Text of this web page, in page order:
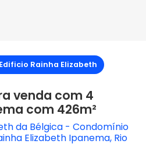
Rainha Elizabeth
venda com 4
com 426m²
da Bélgica - Condomínio
Elizabeth Ipanema, Rio